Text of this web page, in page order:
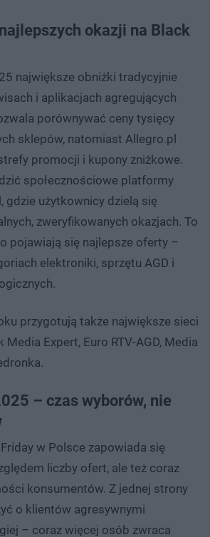
okazji na Black
największe obniżki tradycyjnie
i aplikacjach agregujących
porównywać ceny tysięcy
sklepów, natomiast Allegro.pl
promocji i kupony zniżkowe.
społecznościowe platformy
gdzie użytkownicy dzielą się
zweryfikowanych okazjach. To
pojawiają się najlepsze oferty –
elektroniki, sprzętu AGD i
przygotują także największe sieci
Media Expert, Euro RTV-AGD, Media
– czas wyborów, nie
w Polsce zapowiada się
liczby ofert, ale też coraz
konsumentów. Z jednej strony
o klientów agresywnymi
– coraz więcej osób zwraca